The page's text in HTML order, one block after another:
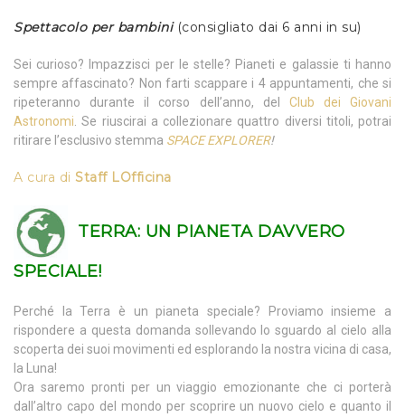
Spettacolo per bambini (consigliato dai 6 anni in su)
Sei curioso? Impazzisci per le stelle? Pianeti e galassie ti hanno
sempre affascinato? Non farti scappare i 4 appuntamenti, che si
ripeteranno durante il corso dell’anno, del Club dei Giovani
Astronomi. Se riuscirai a collezionare quattro diversi titoli, potrai
ritirare l’esclusivo stemma SPACE EXPLORER!
A cura di Staff LOfficina
TERRA: UN PIANETA DAVVERO
SPECIALE!
Perché la Terra è un pianeta speciale? Proviamo insieme a
rispondere a questa domanda sollevando lo sguardo al cielo alla
scoperta dei suoi movimenti ed esplorando la nostra vicina di casa,
la Luna!
Ora saremo pronti per un viaggio emozionante che ci porterà
dall’altro capo del mondo per scoprire un nuovo cielo e quanto il